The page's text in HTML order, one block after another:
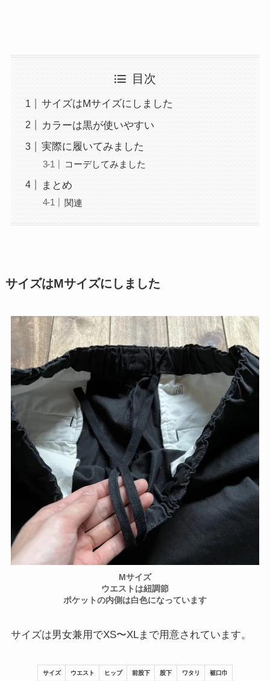
目次
サイズはMサイズにしました
カラーは黒が使いやすい
実際に履いてみました
コーデしてみました
まとめ
関連
サイズはMサイズにしました
Mサイズ
ウエストは紐調節
ポケットの内側は白色になっています
サイズは男女兼用でXS〜XLまで用意されています。
サイズ ウエスト ヒップ 前股下 股下 ワタリ 裾口巾